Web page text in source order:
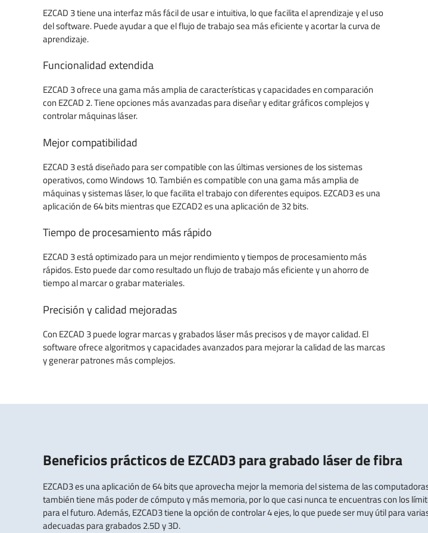
Corte por láser de textiles y telas
Corte y grabado de mezclilla
Maquetas y modelos a escala.
Placas y letreros
Grabe códigos de barras y
números
Ayuda para la selección de la
máquina láser
Máquinas láser de seguridad
láser
Importancia de una buena
extracción de aire.
EZCAD 3 tiene una interfaz más fácil de usar e intuitiva, lo que facilita el aprendizaje y el uso
del software. Puede ayudar a que el flujo de trabajo sea más eficiente y acortar la curva de
aprendizaje.
Funcionalidad extendida
EZCAD 3 ofrece una gama más amplia de características y capacidades en comparación
con EZCAD 2. Tiene opciones más avanzadas para diseñar y editar gráficos complejos y
controlar máquinas láser.
Mejor compatibilidad
EZCAD 3 está diseñado para ser compatible con las últimas versiones de los sistemas
operativos, como Windows 10. También es compatible con una gama más amplia de
máquinas y sistemas láser, lo que facilita el trabajo con diferentes equipos. EZCAD3 es una
aplicación de 64 bits mientras que EZCAD2 es una aplicación de 32 bits.
Tiempo de procesamiento más rápido
EZCAD 3 está optimizado para un mejor rendimiento y tiempos de procesamiento más
rápidos. Esto puede dar como resultado un flujo de trabajo más eficiente y un ahorro de
tiempo al marcar o grabar materiales.
Precisión y calidad mejoradas
Con EZCAD 3 puede lograr marcas y grabados láser más precisos y de mayor calidad. El
software ofrece algoritmos y capacidades avanzados para mejorar la calidad de las marcas
y generar patrones más complejos.
Beneficios prácticos de EZCAD3 para grabado láser de fibra
EZCAD3 es una aplicación de 64 bits que aprovecha mejor la memoria del sistema de las
también tiene más poder de cómputo y más memoria, por lo que casi nunca te encuentras con los
para el futuro. Además, EZCAD3 tiene la opción de controlar 4 ejes, lo que puede ser muy útil para
adecuadas para grabados 2.5D y 3D.